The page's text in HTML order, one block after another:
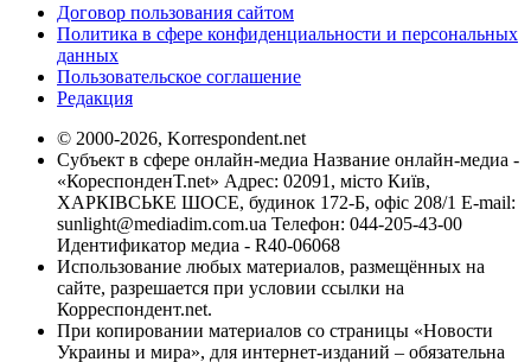
Договор пользования сайтом
Политика в сфере конфиденциальности и персональных
данных
Пользовательское соглашение
Редакция
© 2000-2026, Korrespondent.net
Субъект в сфере онлайн-медиа Название онлайн-медиа -
«КореспонденТ.net» Адрес: 02091, місто Київ,
ХАРКІВСЬКЕ ШОСЕ, будинок 172-Б, офіс 208/1 E-mail:
sunlight@mediadim.com.ua Телефон: 044-205-43-00
Идентификатор медиа - R40-06068
Использование любых материалов, размещённых на
сайте, разрешается при условии ссылки на
Корреспондент.net.
При копировании материалов со страницы «Новости
Украины и мира», для интернет-изданий – обязательна